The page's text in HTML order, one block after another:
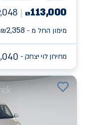
₪113,000
מימון החל מ -
₪2,358
מחירון לוי יצחק -